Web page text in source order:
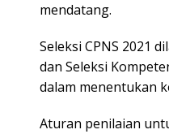
mendatang.
Seleksi CPNS 2021
dan Seleksi
dalam menentukan
Aturan penilaian